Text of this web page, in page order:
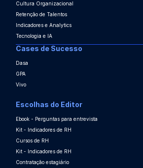
Cultura Organizacional
Retenção de Talentos
Indicadores e Analytics
Tecnologia e IA
Cases de Sucesso
Dasa
GPA
Vivo
Escolhas do Editor
Ebook - Perguntas para entrevista
Kit - Indicadores de RH
Cursos de RH
Kit - Indicadores de RH
Contratação estagiário